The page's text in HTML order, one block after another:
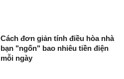
Cách đơn giản tính điều hòa nhà
bạn "ngốn" bao nhiêu tiền điện
mỗi ngày